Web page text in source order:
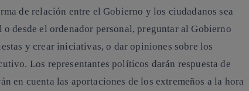
de relación entre el Gobierno y los ciudadanos sea
desde el ordenador personal,preguntar al Gobierno
y crear iniciativas, o dar opiniones sobre los
Los representantes políticos darán respuesta de
en cuenta las aportaciones de los extremeños a la hora